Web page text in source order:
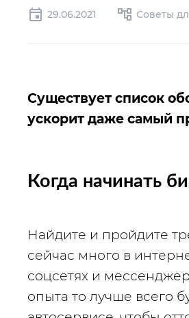
29.06.2021 Советы
Существует список
ускорит даже самый
Когда начинать
Найдите и пройдите
сейчас много в
соцсетях и
опыта то лучше всего